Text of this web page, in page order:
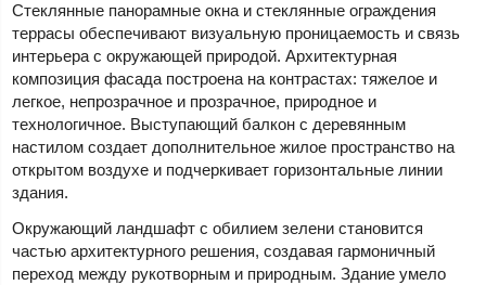
Стеклянные панорамные окна и стеклянные ограждения
террасы обеспечивают визуальную проницаемость и связь
интерьера с окружающей природой. Архитектурная
композиция фасада построена на контрастах: тяжелое и
легкое, непрозрачное и прозрачное, природное и
технологичное. Выступающий балкон с деревянным
настилом создает дополнительное жилое пространство на
открытом воздухе и подчеркивает горизонтальные линии
здания.
Окружающий ландшафт с обилием зелени становится
частью архитектурного решения, создавая гармоничный
переход между рукотворным и природным. Здание умело